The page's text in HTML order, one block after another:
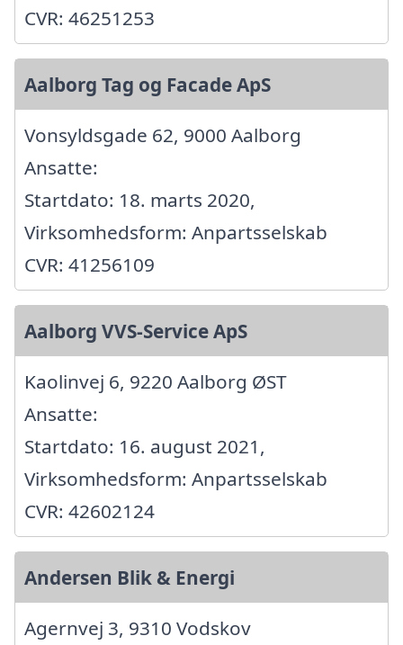
CVR: 46251253
Aalborg Tag og Facade ApS
Vonsyldsgade 62, 9000 Aalborg
Ansatte:
Startdato: 18. marts 2020,
Virksomhedsform: Anpartsselskab
CVR: 41256109
Aalborg VVS-Service ApS
Kaolinvej 6, 9220 Aalborg ØST
Ansatte:
Startdato: 16. august 2021,
Virksomhedsform: Anpartsselskab
CVR: 42602124
Andersen Blik & Energi
Agernvej 3, 9310 Vodskov